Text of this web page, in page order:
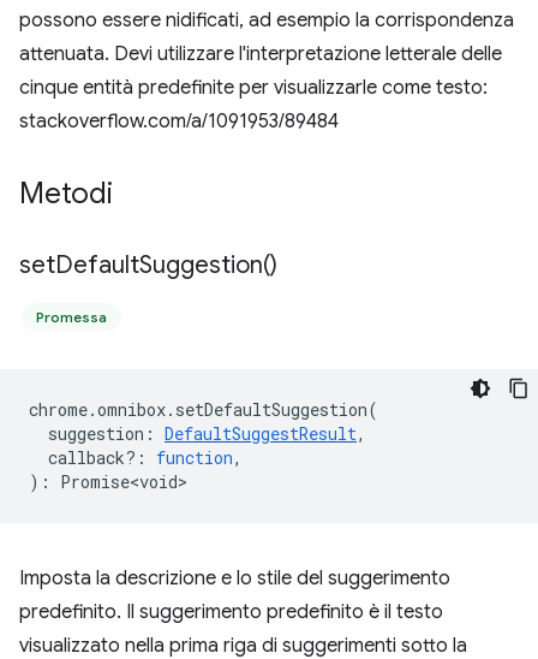
possono essere nidificati, ad esempio la corrispondenza
attenuata. Devi utilizzare l'interpretazione letterale delle
cinque entità predefinite per visualizzarle come testo:
stackoverflow.com/a/1091953/89484
Metodi
setDefaultSuggestion()
Promessa
chrome.omnibox. setDefaultSuggestion(
suggestion : DefaultSuggestResult,
callback? : function,
) : Promise<void>
Imposta la descrizione e lo stile del suggerimento
predefinito. Il suggerimento predefinito è il testo
visualizzato nella prima riga di suggerimenti sotto la